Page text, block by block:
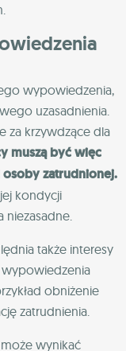
wypowiedzenia,
uzasadnienia.
za krzywdzące dla
muszą być więc
zatrudnionej.
kondycji
niezasadne.
także interesy
wypowiedzenia
obniżenie
zatrudnienia.
wynikać